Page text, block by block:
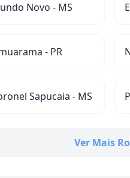
Novo - MS
- PR
Sapucaia - MS
Ver Mais